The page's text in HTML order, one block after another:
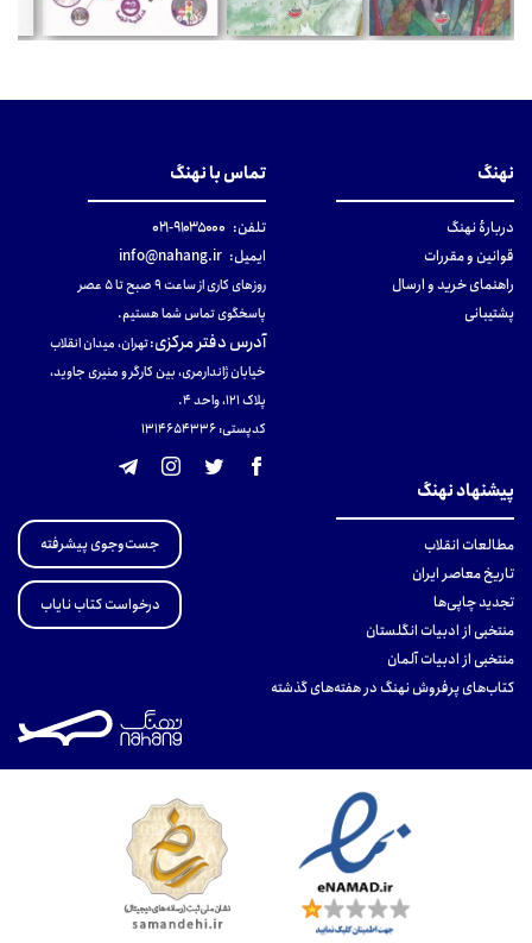
نهنگ
دربارهٔ نهنگ
قوانین و مقررات
راهنمای خرید و ارسال
پشتیبانی
تماس با نهنگ
تلفن: ۹۱۰۳۵۰۰۰-۰۲۱
ایمیل: info@nahang.ir
روزهای کاری از ساعت ۹ صبح تا ۵ عصر
پاسخگوی تماس شما هستیم.
آدرس دفتر مرکزی:تهران، میدان انقلاب
خیابان ژاندارمری، بین کارگر و منیری جاوید،
پلاک 121، واحد ۴.
کدپستی: 131465433۶
پیشنهاد نهنگ
مطالعات انقلاب
تاریخ معاصر ایران
تجدید چاپی‌ها
منتخبی از ادبیات انگلستان
منتخبی از ادبیات آلمان
کتاب‌های پرفروش نهنگ در هفته‌های گذشته
جست‌وجوی پیشرفته
درخواست کتاب نایاب